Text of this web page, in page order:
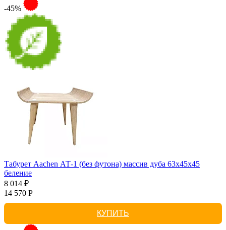
-45%
Табурет Aachen АТ-1 (без футона) массив дуба 63х45х45
беление
8 014 ₽
14 570 Р
КУПИТЬ